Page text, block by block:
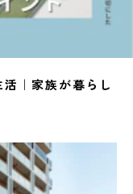
｜家族が暮らし